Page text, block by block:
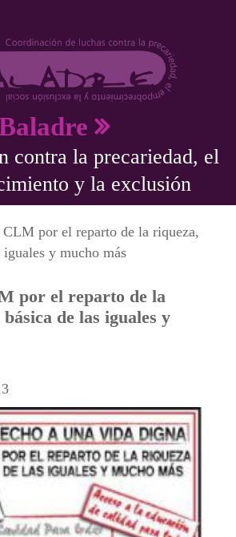
contra la precariedad, el
y la exclusión
usted aquí
CLM por el reparto de la riqueza,
iguales y mucho más
por el reparto de la
de las iguales y